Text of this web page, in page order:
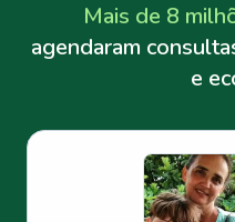
Mais de 8
agendaram
e